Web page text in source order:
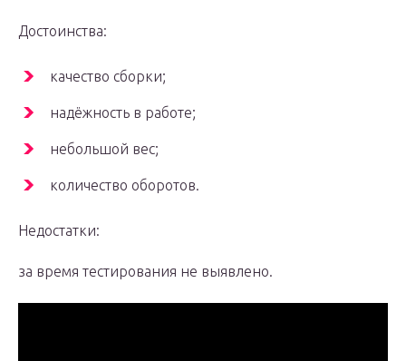
Достоинства:
качество сборки;
надёжность в работе;
небольшой вес;
количество оборотов.
Недостатки:
за время тестирования не выявлено.